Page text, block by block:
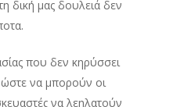
δική μας δουλειά δεν
που δεν κηρύσσει
να μπορούν οι
να λεηλατούν